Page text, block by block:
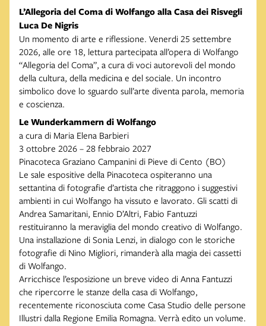
L’Allegoria del Coma di Wolfango alla Casa dei Risvegli
Luca De Nigris
Un momento di arte e riflessione. Venerdi 25 settembre
2026, alle ore 18, lettura partecipata all’opera di Wolfango
“Allegoria del Coma”, a cura di voci autorevoli del mondo
della cultura, della medicina e del sociale. Un incontro
simbolico dove lo sguardo sull’arte diventa parola, memoria
e coscienza.
Le Wunderkammern di Wolfango
a cura di Maria Elena Barbieri
3 ottobre 2026 – 28 febbraio 2027
Pinacoteca Graziano Campanini di Pieve di Cento (BO)
Le sale espositive della Pinacoteca ospiteranno una
settantina di fotografie d’artista che ritraggono i suggestivi
ambienti in cui Wolfango ha vissuto e lavorato. Gli scatti di
Andrea Samaritani, Ennio D’Altri, Fabio Fantuzzi
restituiranno la meraviglia del mondo creativo di Wolfango.
Una installazione di Sonia Lenzi, in dialogo con le storiche
fotografie di Nino Migliori, rimanderà alla magia dei cassetti
di Wolfango.
Arricchisce l’esposizione un breve video di Anna Fantuzzi
che ripercorre le stanze della casa di Wolfango,
recentemente riconosciuta come Casa Studio delle persone
Illustri dalla Regione Emilia Romagna. Verrà edito un volume.